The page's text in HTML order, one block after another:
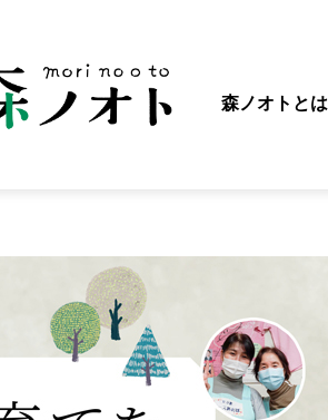
森ノオトとは